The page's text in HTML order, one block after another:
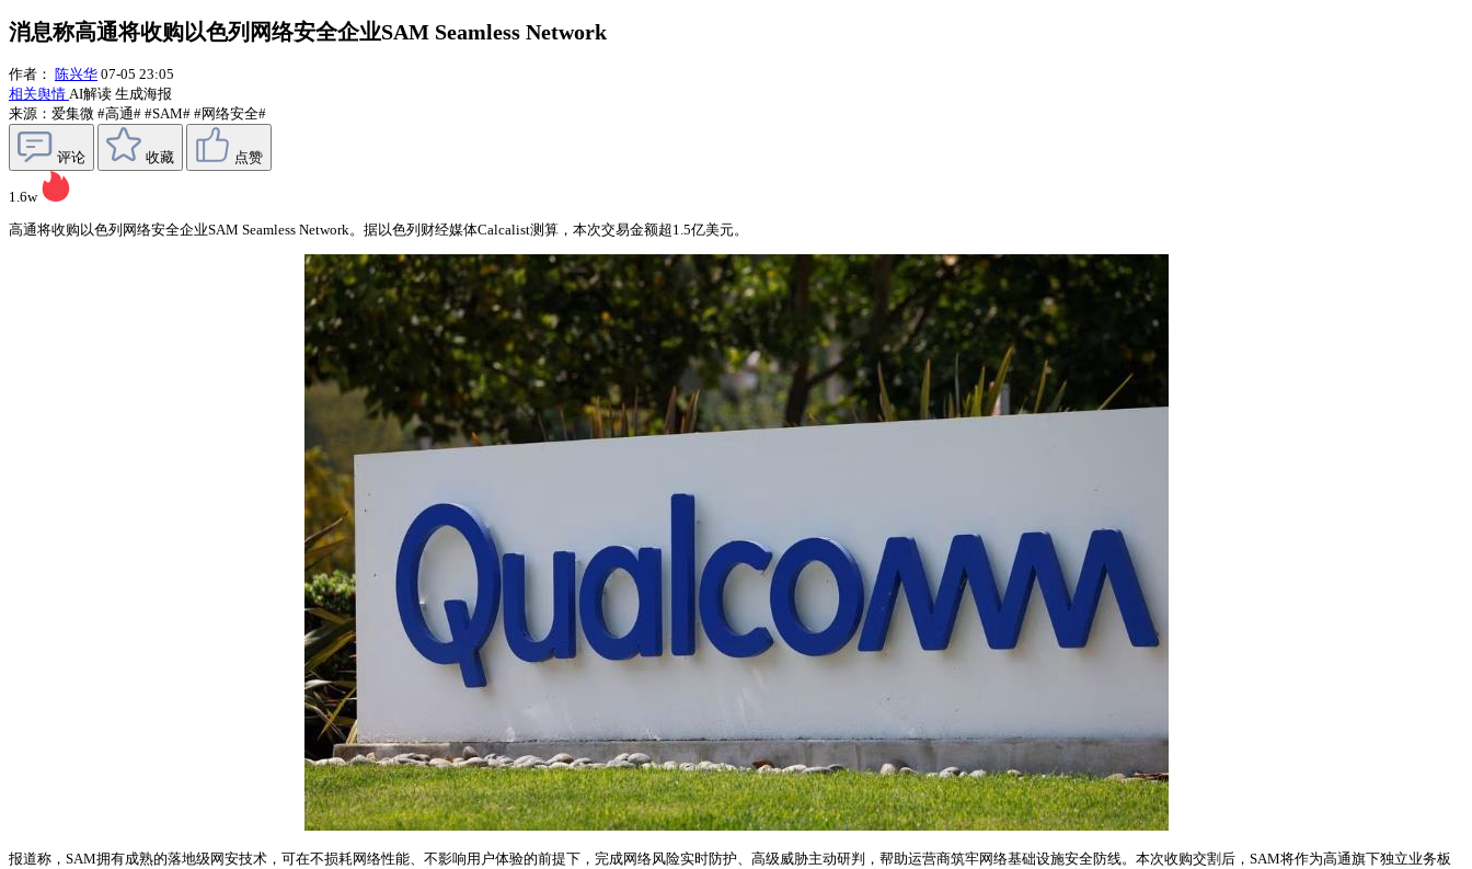
消息称高通将收购以色列网络安全企业SAM Seamless Network
作者： 陈兴华 07-05 23:05
相关舆情 AI解读 生成海报
来源：爱集微 #高通# #SAM# #网络安全#
评论 收藏 点赞
1.6w
高通将收购以色列网络安全企业SAM Seamless Network。据以色列财经媒体Calcalist测算，本次交易金额超1.5亿美元。
报道称，SAM拥有成熟的落地级网安技术，可在不损耗网络性能、不影响用户体验的前提下，完成网络风险实时防护、高级威胁主动研判，帮助运营商筑牢网络基础设施安全防线。本次收购交割后，SAM将作为高通旗下独立业务板